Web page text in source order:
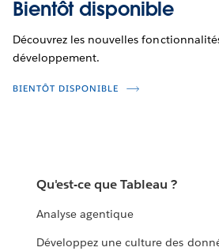
Bientôt disponible
Découvrez les nouvelles
développement.
BIENTÔT DISPONIBLE
Qu'est-ce que Tableau ?
Analyse agentique
Développez une culture des